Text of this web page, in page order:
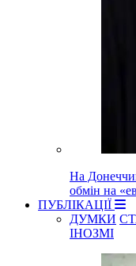
На
обмін на
ПУБЛІКАЦІЇ
ДУМКИ
ІНОЗМІ